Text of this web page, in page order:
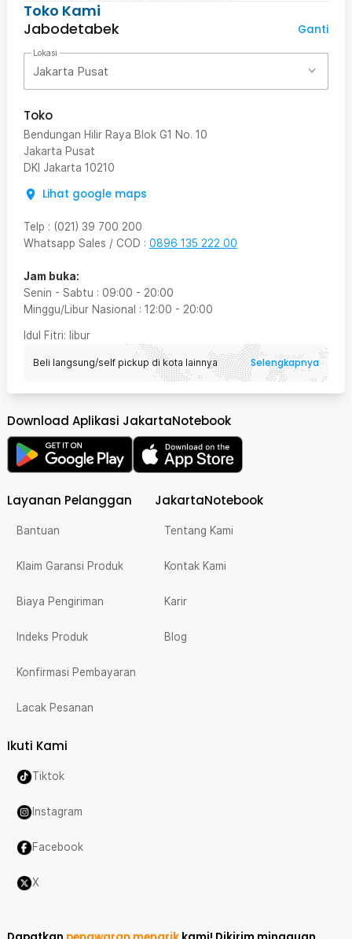
Toko Kami
Jabodetabek
Ganti
Lokasi
Jakarta Pusat
Toko
Bendungan Hilir Raya Blok G1 No. 10
Jakarta Pusat
DKI Jakarta 10210
Lihat google maps
Telp : (021) 39 700 200
Whatsapp Sales / COD : 0896 135 222 00
Jam buka:
Senin - Sabtu : 09:00 - 20:00
Minggu/Libur Nasional : 12:00 - 20:00
Idul Fitri: libur
Beli langsung/self pickup di kota lainnya Selengkapnya
Download Aplikasi JakartaNotebook
Layanan Pelanggan
Bantuan
Klaim Garansi Produk
Biaya Pengiriman
Indeks Produk
Konfirmasi Pembayaran
Lacak Pesanan
JakartaNotebook
Tentang Kami
Kontak Kami
Karir
Blog
Ikuti Kami
Tiktok
Instagram
Facebook
X